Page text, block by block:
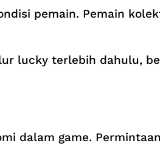
pemain. Pemain
lucky terlebih dahulu,
dalam game.